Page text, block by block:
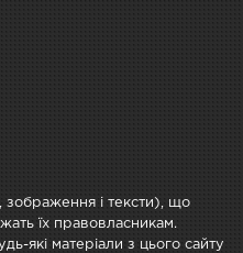
зображення і тексти), що
їх правовласникам.
які матеріали з цього сайту